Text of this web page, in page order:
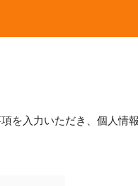
を入力いただき、個人情